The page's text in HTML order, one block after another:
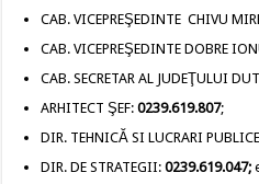
CAB. VICEPREŞEDINTE CHIVU
CAB. VICEPREŞEDINTE DOBRE
CAB. SECRETAR AL JUDEŢULUI
ARHITECT ŞEF:0239.619.807;
DIR. TEHNICĂ SI LUCRARI
DIR. DE STRATEGII:0239.619.047;